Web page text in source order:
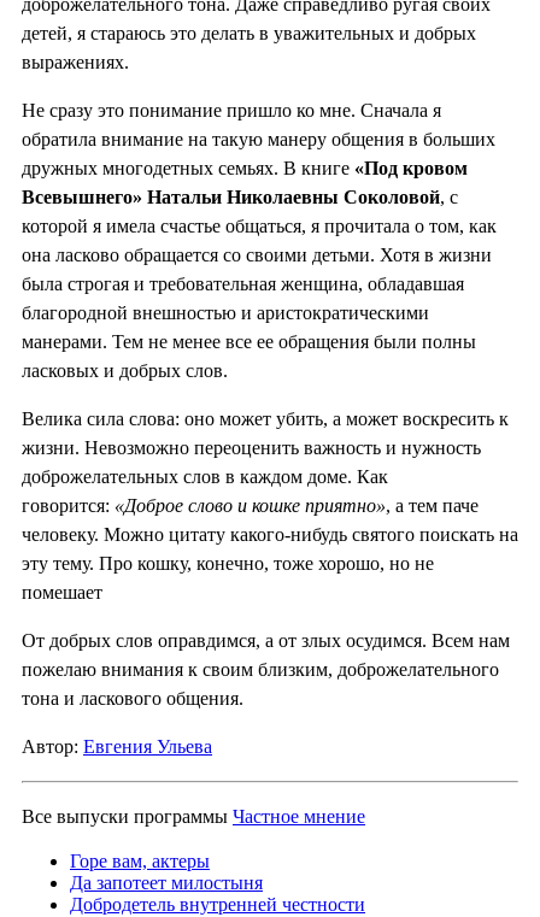
доброжелательного тона. Даже справедливо ругая своих
детей, я стараюсь это делать в уважительных и добрых
выражениях.
Не сразу это понимание пришло ко мне. Сначала я
обратила внимание на такую манеру общения в больших
дружных многодетных семьях. В книге «Под кровом
Всевышнего» Натальи Николаевны Соколовой, с
которой я имела счастье общаться, я прочитала о том, как
она ласково обращается со своими детьми. Хотя в жизни
была строгая и требовательная женщина, обладавшая
благородной внешностью и аристократическими
манерами. Тем не менее все ее обращения были полны
ласковых и добрых слов.
Велика сила слова: оно может убить, а может воскресить к
жизни. Невозможно переоценить важность и нужность
доброжелательных слов в каждом доме. Как
говорится: «Доброе слово и кошке приятно», а тем паче
человеку. Можно цитату какого-нибудь святого поискать на
эту тему. Про кошку, конечно, тоже хорошо, но не
помешает
От добрых слов оправдимся, а от злых осудимся. Всем нам
пожелаю внимания к своим близким, доброжелательного
тона и ласкового общения.
Автор: Евгения Ульева
Все выпуски программы Частное мнение
Горе вам, актеры
Да запотеет милостыня
Добродетель внутренней честности